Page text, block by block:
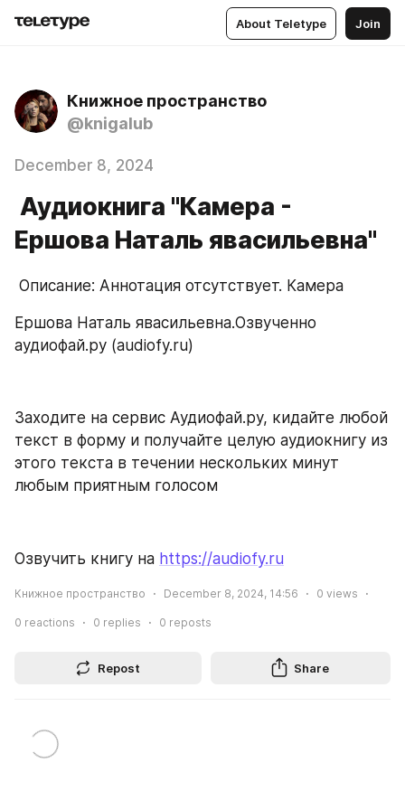
About Teletype Join
Книжное пространство
@knigalub
December 8, 2024
Аудиокнига "Камера -
Ершова Наталь явасильевна"
Описание: Аннотация отсутствует. Камера
Ершова Наталь явасильевна.Озвученно
аудиофай.ру (audiofy.ru)
Заходите на сервис Аудиофай.ру, кидайте любой
текст в форму и получайте целую аудиокнигу из
этого текста в течении нескольких минут
любым приятным голосом
Озвучить книгу на https://audiofy.ru
Книжное пространство December 8, 2024, 14:56 0 views
0 reactions 0 replies 0 reposts
Repost Share